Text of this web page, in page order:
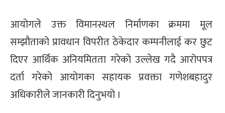
आयोगले उक्त विमानस्थल निर्माणका क्रममा मूल
सम्झौताको प्रावधान विपरीत ठेकेदार कम्पनीलाई कर छुट
दिएर आर्थिक अनियमितता गरेको उल्लेख गदै आरोपपत्र
दर्ता गरेको आयोगका सहायक प्रवक्ता गणेशबहादुर
अधिकारीले जानकारी दिनुभयो ।